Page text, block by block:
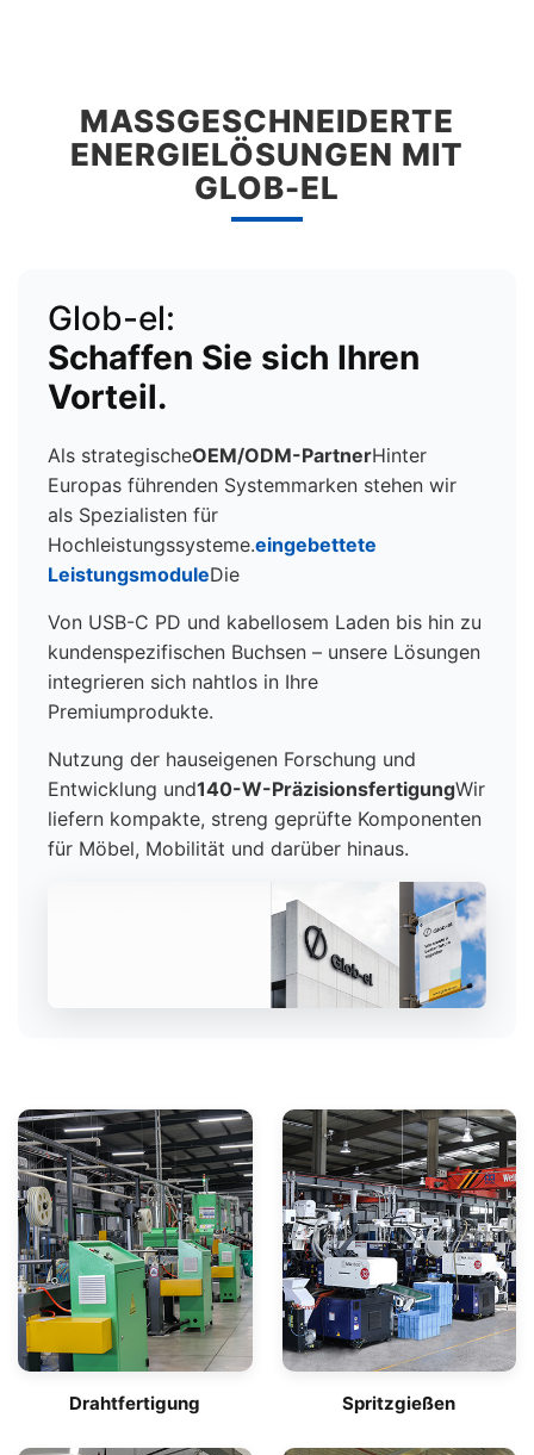
MASSGESCHNEIDERTE E
NERGIELÖSUNGEN MIT G
LOB-EL
Glob-el:
Schaffen Sie sich Ihren
Vorteil.
Als strategischeOEM/ODM-PartnerHinter
Europas führenden Systemmarken stehen wir
als Spezialisten für
Hochleistungssysteme.eingebettete
LeistungsmoduleDie
Von USB-C PD und kabellosem Laden bis hin zu
kundenspezifischen Buchsen – unsere Lösungen
integrieren sich nahtlos in Ihre
Premiumprodukte.
Nutzung der hauseigenen Forschung und
Entwicklung und140-W-PräzisionsfertigungWir
liefern kompakte, streng geprüfte Komponenten
für Möbel, Mobilität und darüber hinaus.
Drahtfertigung Spritzgießen